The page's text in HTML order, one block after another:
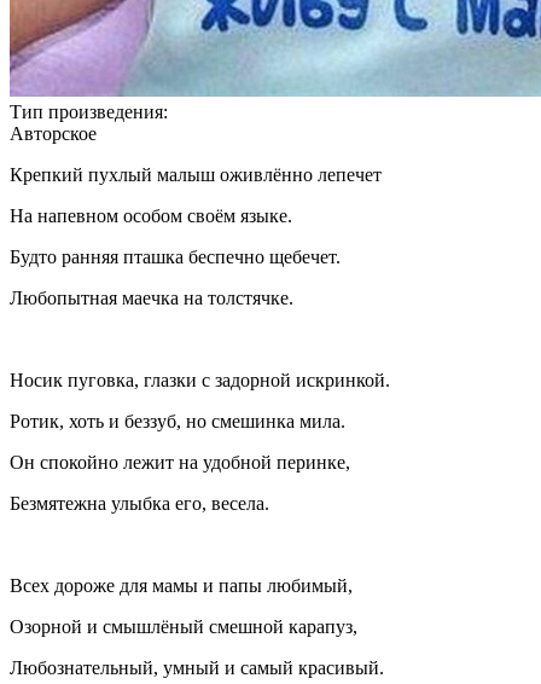
Тип произведения:
Авторское
Крепкий пухлый малыш оживлённо лепечет
На напевном особом своём языке.
Будто ранняя пташка беспечно щебечет.
Любопытная маечка на толстячке.
Носик пуговка, глазки с задорной искринкой.
Ротик, хоть и беззуб, но смешинка мила.
Он спокойно лежит на удобной перинке,
Безмятежна улыбка его, весела.
Всех дороже для мамы и папы любимый,
Озорной и смышлёный смешной карапуз,
Любознательный, умный и самый красивый.